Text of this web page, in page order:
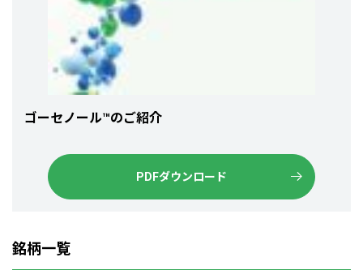
ゴーセノール™のご紹介
PDFダウンロード
銘柄一覧